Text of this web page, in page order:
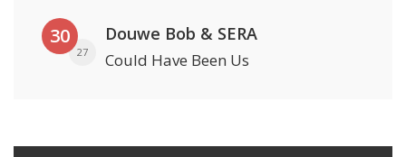
30
27
Douwe Bob & SERA
Could Have Been Us